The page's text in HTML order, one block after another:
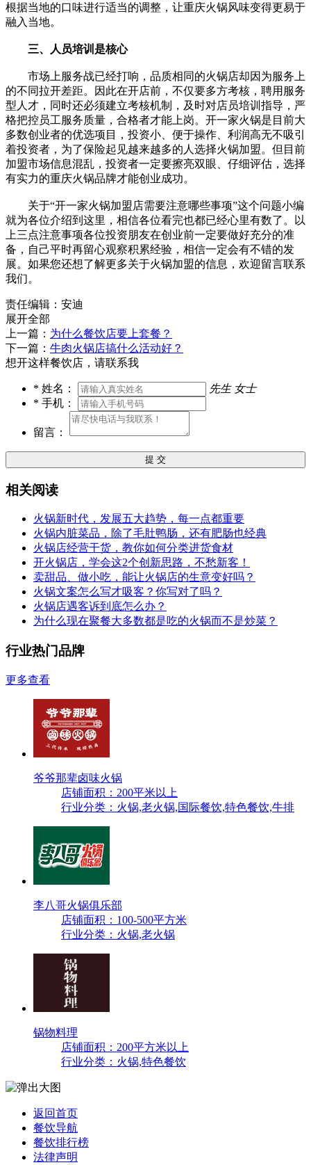
根据当地的口味进行适当的调整，让重庆火锅风味变得更易于
融入当地。
三、人员培训是核心
市场上服务战已经打响，品质相同的火锅店却因为服务上
的不同拉开差距。因此在开店前，不仅要多方考核，聘用服务
型人才，同时还必须建立考核机制，及时对店员培训指导，严
格把控员工服务质量，合格者才能上岗。开一家火锅是目前大
多数创业者的优选项目，投资小、便于操作、利润高无不吸引
着投资者，为了保险起见越来越多的人选择火锅加盟。但目前
加盟市场信息混乱，投资者一定要擦亮双眼、仔细评估，选择
有实力的重庆火锅品牌才能创业成功。
关于“开一家火锅加盟店需要注意哪些事项”这个问题小编
就为各位介绍到这里，相信各位看完也都已经心里有数了。以
上三点注意事项各位投资朋友在创业前一定要做好充分的准
备，自己平时再留心观察积累经验，相信一定会有不错的发
展。如果您还想了解更多关于火锅加盟的信息，欢迎留言联系
我们。
责任编辑：安迪
展开全部
上一篇： 为什么餐饮店要上套餐？
下一篇： 牛肉火锅店搞什么活动好？
想开这样餐饮店，请联系我
* 姓名： 先生 女士
* 手机：
留言：
提 交
相关阅读
火锅新时代，发展五大趋势，每一点都重要
火锅内脏菜品，除了毛肚鸭肠，还有肥肠也经典
火锅店经营干货，教你如何分类进货食材
开火锅店，学会这2个创新思路，不愁新客！
卖甜品、做小吃，能让火锅店的生意变好吗？
火锅文案怎么写才吸客？你写对了吗？
火锅店遇客诉到底怎么办？
为什么现在聚餐大多数都是吃的火锅而不是炒菜？
行业热门品牌
更多查看
爷爷那辈卤味火锅
店铺面积：200平米以上
行业分类：火锅,老火锅,国际餐饮,特色餐饮,牛排
李八哥火锅俱乐部
店铺面积：100-500平方米
行业分类：火锅,老火锅
锅物料理
店铺面积：200平方米以上
行业分类：火锅,特色餐饮
返回首页
餐饮导航
餐饮排行榜
法律声明